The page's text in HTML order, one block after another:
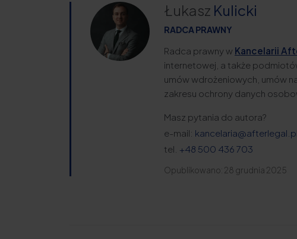
Łukasz Kulicki
RADCA PRAWNY
Radca prawny w Kancelarii
internetowej, a także
umów wdrożeniowych, umów
zakresu ochrony danych
Masz pytania do autora?
e-mail: kancelaria@afterlegal.pl
tel. +48 500 436 703
Opublikowano: 28 grudnia 2025